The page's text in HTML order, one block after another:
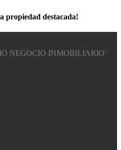
propiedad destacada!
NEGOCIO INMOBILIARIO¨